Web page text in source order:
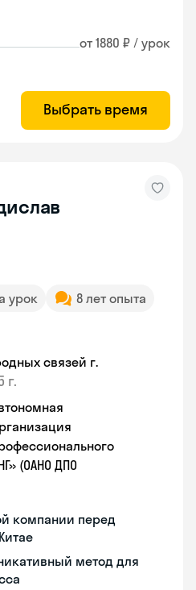
от 1880 ₽ / урок
Выбрать время
урок
8 лет опыта
связей г.
г.
(ОАНО ДПО
компании перед
метод для